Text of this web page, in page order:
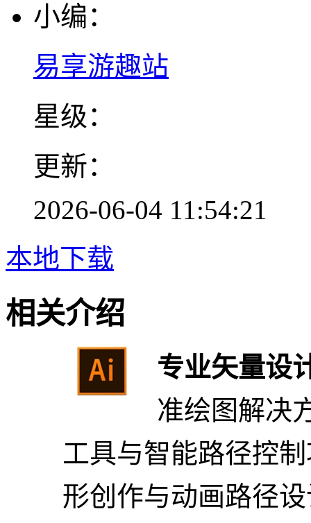
小编：
易享游趣站
星级：
更新：
2026-06-04 11:54:21
本地下载
相关介绍
专业矢量设
准绘图解决
工具与智能路径控
形创作与动画路径